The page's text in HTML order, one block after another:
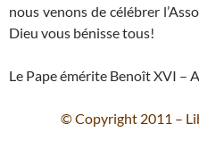
nous venons de célébrer
Dieu vous bénisse tous!
Le Pape émérite Benoît XVI –
© Copyright 2011 –